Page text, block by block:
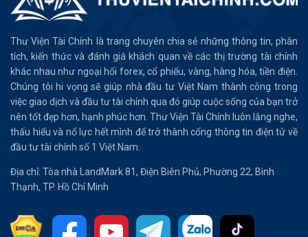
Thư Viện Tài Chính là trang chuyên chia sẻ những thông tin, phân
tích, kiến thức và đánh giá khách quan về các thị trường tài chính
khác nhau như ngoại hối forex, cổ phiếu, vàng, hàng hóa, tiền điện.
Chúng tôi hi vọng sẽ giúp nhà đầu tư Việt Nam thành công trong
việc giao dịch và đầu tư tài chính qua đó giúp cuộc sống của bạn trở
nên tốt đẹp hơn, hạnh phúc hơn. Thư Viện Tài Chính luôn lắng nghe,
thấu hiểu và nổ lực hết mình để trở thành cổng thông tin điện tử về
đầu tư tài chính số 1 Việt Nam.
Địa chỉ: Tòa nhà LandMark 81, Điện Biên Phủ, Phường 22, Bình
Thạnh, TP. Hồ Chí Minh